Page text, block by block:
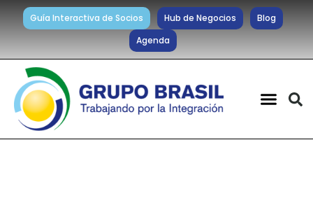
Guía Interactiva de Socios Hub de Negocios
Blog
Agenda